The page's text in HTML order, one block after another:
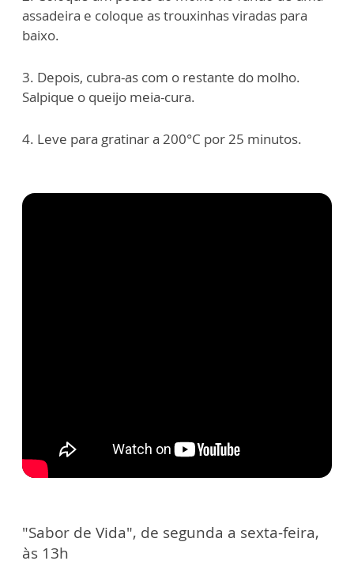
assadeira e coloque as trouxinhas viradas para
baixo.
3. Depois, cubra-as com o restante do molho.
Salpique o queijo meia-cura.
4. Leve para gratinar a 200°C por 25 minutos.
"Sabor de Vida", de segunda a sexta-feira,
às 13h